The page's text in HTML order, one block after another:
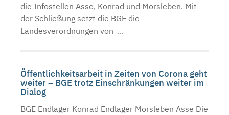
die Infostellen Asse, Konrad und Morsleben. Mit
der Schließung setzt die BGE die
Landesverordnungen von ...
Öffentlichkeitsarbeit in Zeiten von Corona geht
weiter – BGE trotz Einschränkungen weiter im
Dialog
BGE Endlager Konrad Endlager Morsleben Asse Die